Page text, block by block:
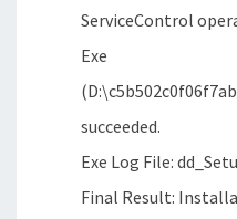
ServiceControl
Exe
succeeded.
Exe Log File:
Final Result: